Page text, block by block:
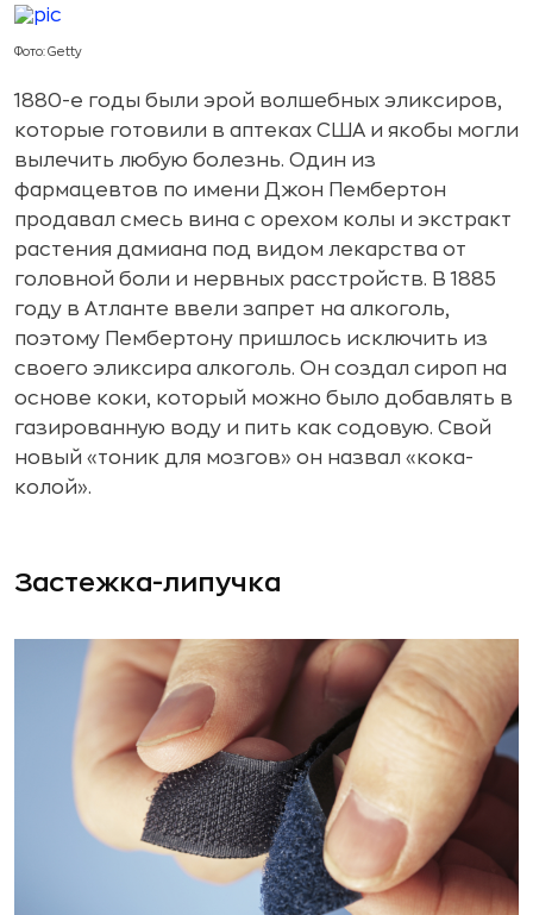
Фото: Getty
1880-е годы были эрой волшебных эликсиров,
которые готовили в аптеках США и якобы могли
вылечить любую болезнь. Один из
фармацевтов по имени Джон Пембертон
продавал смесь вина с орехом колы и экстракт
растения дамиана под видом лекарства от
головной боли и нервных расстройств. В 1885
году в Атланте ввели запрет на алкоголь,
поэтому Пембертону пришлось исключить из
своего эликсира алкоголь. Он создал сироп на
основе коки, который можно было добавлять в
газированную воду и пить как содовую. Свой
новый «тоник для мозгов» он назвал «кока-
колой».
Застежка-липучка